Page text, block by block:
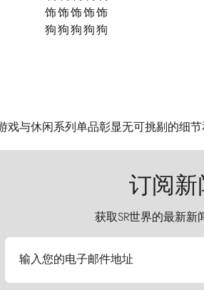
戏与休闲系列单品彰显无可挑剔的细
订阅
获取SR世界的最新
输入您的电子邮件地址